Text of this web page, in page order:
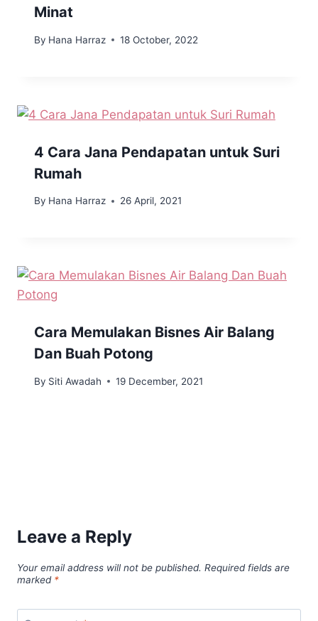
Minat
By Hana Harraz 18 October, 2022
4 Cara Jana Pendapatan untuk Suri
Rumah
By Hana Harraz 26 April, 2021
Cara Memulakan Bisnes Air Balang
Dan Buah Potong
By Siti Awadah 19 December, 2021
Leave a Reply
Your email address will not be published. Required fields are
marked *